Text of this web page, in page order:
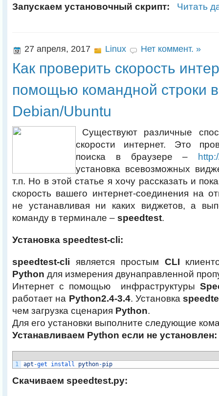
Запускаем установочный скрипт: Читать
27 апреля, 2017 Linux Нет коммент. »
Как проверить скорость
помощью командной строки в
Debian/Ubuntu
Существуют различные
скорости интернет. Это
поиска в браузере –
установка всевозможных
т.п. Но в этой статье я хочу рассказать и
скорость вашего интернет-соединения на
не устанавливая ни каких виджетов, а
команду в терминале – speedtest.
Установка speedtest-cli:
speedtest-cli является простым CLI
Python для измерения двунаправленной
Интернет с помощью инфраструктуры
работает на Python2.4-3.4. Установка
чем загрузка сценария Python.
Для его установки выполните следующие
Устанавливаем Python если не установлен:
1 apt -get install python-pip
Скачиваем speedtest.py: